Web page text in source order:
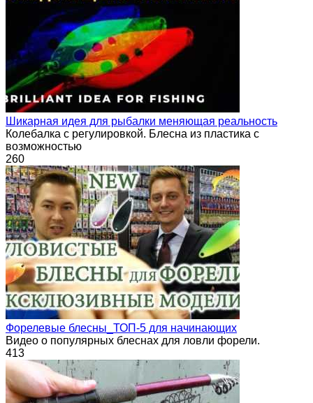
Шикарная идея для рыбалки меняющая реальность
Колебалка с регулировкой. Блесна из пластика с
возможностью
260
Форелевые блесны_ТОП-5 для начинающих
Видео о популярных блеснах для ловли форели.
413